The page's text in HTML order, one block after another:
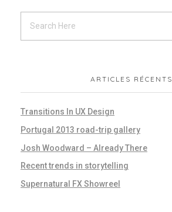
ARTICLES RÉCENTS
Transitions In UX Design
Portugal 2013 road-trip gallery
Josh Woodward – Already There
Recent trends in storytelling
Supernatural FX Showreel